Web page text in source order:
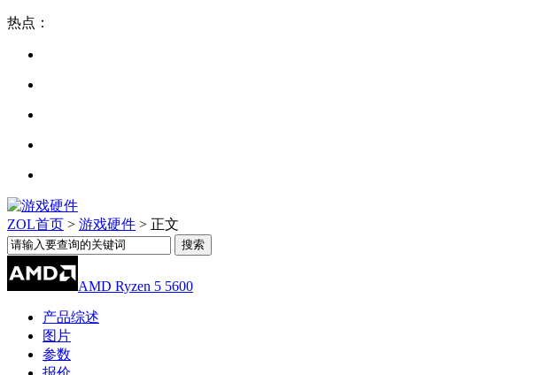
热点：
ZOL首页 > 游戏硬件 > 正文
AMD Ryzen 5 5600
产品综述
图片
参数